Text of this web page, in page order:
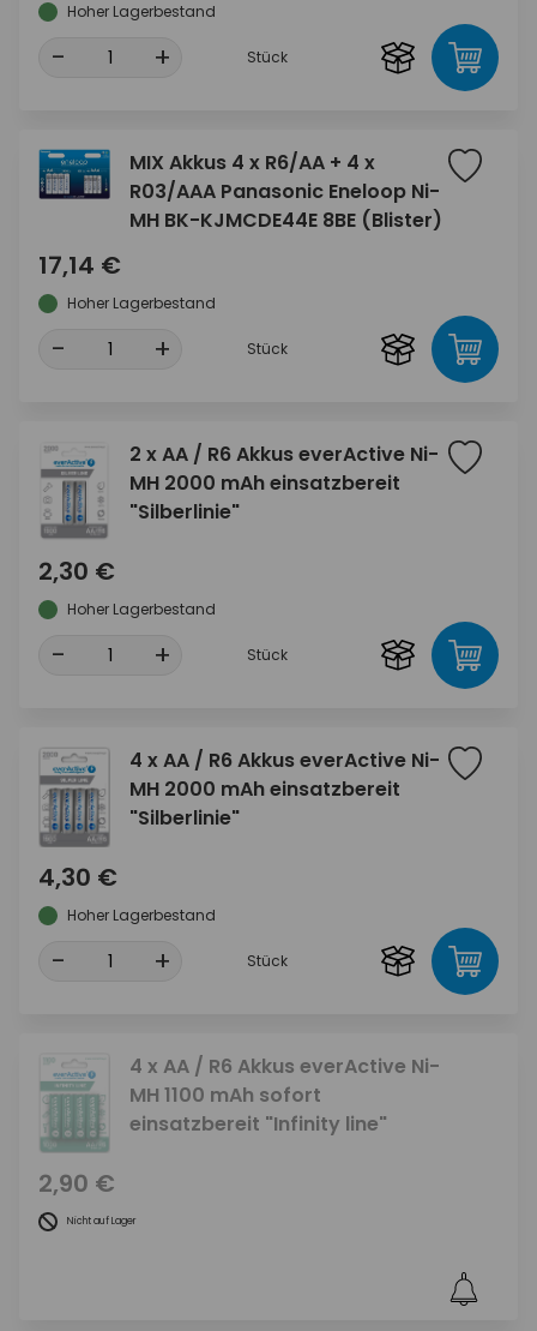
Hoher Lagerbestand
- + Stück
MIX Akkus 4 x R6/AA + 4 x
R03/AAA Panasonic Eneloop Ni-
MH BK-KJMCDE44E 8BE (Blister)
17,14 €
Hoher Lagerbestand
- + Stück
2 x AA / R6 Akkus everActive Ni-
MH 2000 mAh einsatzbereit
"Silberlinie"
2,30 €
Hoher Lagerbestand
- + Stück
4 x AA / R6 Akkus everActive Ni-
MH 2000 mAh einsatzbereit
"Silberlinie"
4,30 €
Hoher Lagerbestand
- + Stück
4 x AA / R6 Akkus everActive Ni-
MH 1100 mAh sofort
einsatzbereit "Infinity line"
2,90 €
Nicht auf Lager